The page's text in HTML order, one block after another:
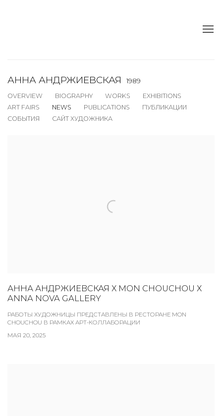
АННА АНДРЖИЕВСКАЯ
1989
OVERVIEW
BIOGRAPHY WORKS
EXHIBITIONS
ART FAIRS
NEWS PUBLICATIONS
ПУБЛИКАЦИИ
СОБЫТИЯ
САЙТ ХУДОЖНИКА
АННА АНДРЖИЕВСКАЯ Х MON CHOUCHOU Х
ANNA NOVA GALLERY
РАБОТЫ ХУДОЖНИЦЫ ПРЕДСТАВЛЕНЫ В РЕСТОРАНЕ MON
CHOUCHOU В РАМКАХ АРТ-КОЛЛАБОРАЦИИ
МАЯ 20, 2025